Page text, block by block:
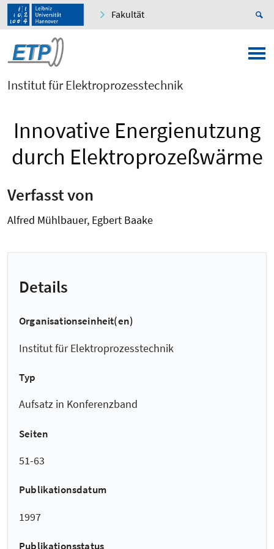
Fakultät
Institut für Elektroprozesstechnik
Innovative Energienutzung
durch Elektroprozeßwärme
Verfasst von
Alfred Mühlbauer, Egbert Baake
Details
Organisationseinheit(en)
Institut für Elektroprozesstechnik
Typ
Aufsatz in Konferenzband
Seiten
51-63
Publikationsdatum
1997
Publikationsstatus